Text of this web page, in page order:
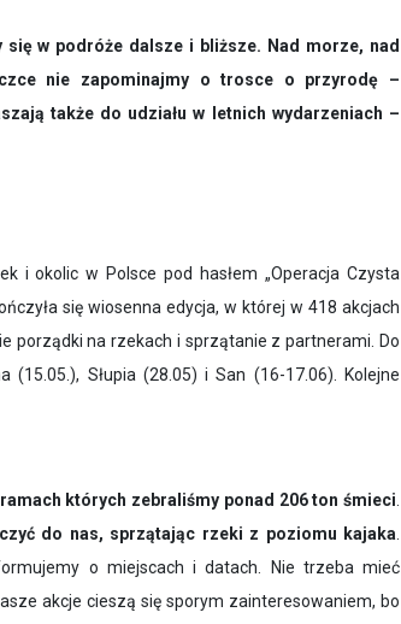
się w podróże dalsze i bliższe. Nad morze, nad
nie zapominajmy o trosce o przyrodę –
także do udziału w letnich wydarzeniach –
i okolic w Polsce pod hasłem „Operacja Czysta
się wiosenna edycja, w której w 418 akcjach
porządki na rzekach i sprzątanie z partnerami. Do
(15.05.), Słupia (28.05) i San (16-17.06). Kolejne
których zebraliśmy ponad 206 ton śmieci.
do nas, sprzątając rzeki z poziomu kajaka.
o miejscach i datach. Nie trzeba mieć
akcje cieszą się sporym zainteresowaniem, bo